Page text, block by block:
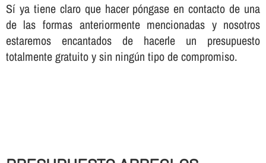
Sí ya tiene claro que hacer póngase en contacto de una
de las formas anteriormente mencionadas y nosotros
estaremos encantados de hacerle un presupuesto
totalmente gratuito y sin ningún tipo de compromiso.